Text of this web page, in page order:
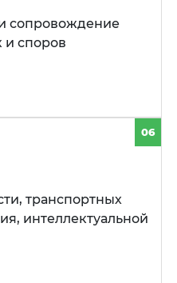
сопровождение
и споров
06
транспортных
интеллектуальной